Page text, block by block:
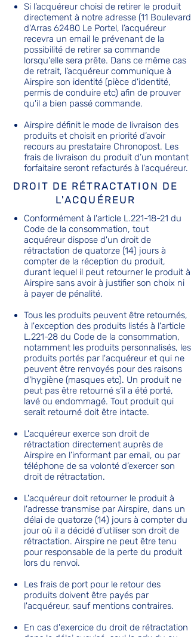
Si l’acquéreur choisi de retirer le produit
directement à notre adresse (11 Boulevard
d'Arras 62480 Le Portel, l’acquéreur
recevra un email le prévenant de la
possibilité de retirer sa commande
lorsqu'elle sera prête. Dans ce même cas
de retrait, l’acquéreur communique à
Airspire son identité (pièce d'identité,
permis de conduire etc) afin de prouver
qu'il a bien passé commande.
Airspire définit le mode de livraison des
produits et choisit en priorité d’avoir
recours au prestataire Chronopost. Les
frais de livraison du produit d’un montant
forfaitaire seront refacturés à l'acquéreur.
DROIT DE RÉTRACTATION DE
L'ACQUÉREUR
Conformément à l'article L.221-18-21 du
Code de la consommation, tout
acquéreur dispose d'un droit de
rétractation de quatorze (14) jours à
compter de la réception du produit,
durant lequel il peut retourner le produit à
Airspire sans avoir à justifier son choix ni
à payer de pénalité.
Tous les produits peuvent être retournés,
à l'exception des produits listés à l'article
L.221-28 du Code de la consommation,
notamment les produits personnalisés, les
produits portés par l'acquéreur et qui ne
peuvent être renvoyés pour des raisons
d'hygiène (masques etc). Un produit ne
peut pas être retourné s’il a été porté,
lavé ou endommagé. Tout produit qui
serait retourné doit être intacte.
L'acquéreur exerce son droit de
rétractation directement auprès de
Airspire en l’informant par email, ou par
téléphone de sa volonté d’exercer son
droit de rétractation.
L'acquéreur doit retourner le produit à
l'adresse transmise par Airspire, dans un
délai de quatorze (14) jours à compter du
jour où il a décidé d’utiliser son droit de
rétractation. Airspire ne peut être tenu
pour responsable de la perte du produit
lors du renvoi.
Les frais de port pour le retour des
produits doivent être payés par
l'acquéreur, sauf mentions contraires.
En cas d'exercice du droit de rétractation